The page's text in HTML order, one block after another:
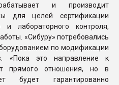
и производит
для целей сертификации
и лабораторного контроля,
«Сибуру» потребовались
по модификации
«Пока это направление к
прямого отношения, но в
будет гарантированно